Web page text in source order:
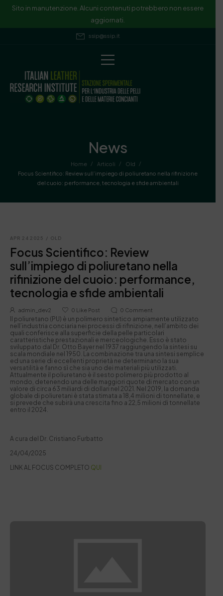
Sito in manutenzione. Alcuni contenuti potrebbero non essere
aggiornati.
ssip@ssip.it
News
Home / Articoli / Old
/
Focus Scientifico: Review sull’impiego di poliuretano nella rifinizione
del cuoio: performance, tecnologia e sfide ambientali
APR 24 2025 / OLD
Focus Scientifico: Review
sull’impiego di poliuretano nella
rifinizione del cuoio: performance,
tecnologia e sfide ambientali
admin_dev2 0 Like Post 0 Comment
Il poliuretano (PU) è un polimero sintetico ampiamente utilizzato
nell’industria conciaria nei processi di rifinizione, nell’ambito dei
quali conferisce alla superficie della pelle particolari
caratteristiche prestazionali e merceologiche. Esso è stato
sviluppato dal Dr. Otto Bayer nel 1937 raggiungendo la sintesi su
scala mondiale nel 1950. La combinazione tra una sintesi semplice
ed una serie di eccellenti proprietà ne determinano la sua
versatilità e fanno sì che sia uno dei materiali più utilizzati.
Attualmente il poliuretano è il sesto polimero più prodotto al
mondo, detenendo una delle maggiori quote di mercato con un
valore di circa 63 miliardi di dollari nel 2021. Nel 2019, la domanda
globale di poliuretani è stata stimata a 18,4 milioni di tonnellate, e
si prevede che subirà una crescita fino a 22,5 milioni di tonnellate
entro il 2024.
A cura del Dr. Cristiano Furbatto
24/04/2025
LINK AL FOCUS COMPLETO QUI